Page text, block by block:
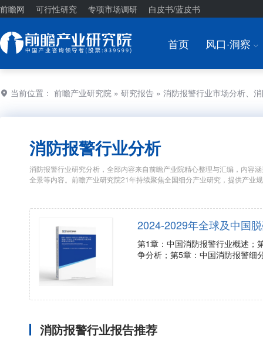
前瞻网 可行性研究 专项市场调研 白皮书/蓝皮书
首页 风口·洞察 I
当前位置： 前瞻产业研究院 » 研究报告 » 消防报警行业市场分析、
消防报警行业分析
消防报警行业研究分析，全部内容来自前瞻产业院精心整理与汇编，内容
全景等内容。前瞻产业研究院21年持续聚焦全国细分产业研究，提供产业
2024-2029年全球及中国
第1章：中国消防报警行业概述；
争分析；第5章：中国消防报警细
消防报警行业报告推荐